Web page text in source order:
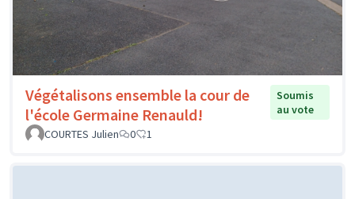
Végétalisons ensemble la cour de
l'école Germaine Renauld!
Soumis
au vote
COURTES Julien
0 1